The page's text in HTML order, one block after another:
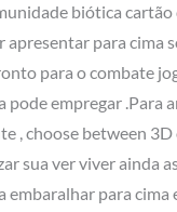
biótica
para cima
para o combate
pode empregar .Para
, choose between
sua ver viver ainda
embaralhar para cima